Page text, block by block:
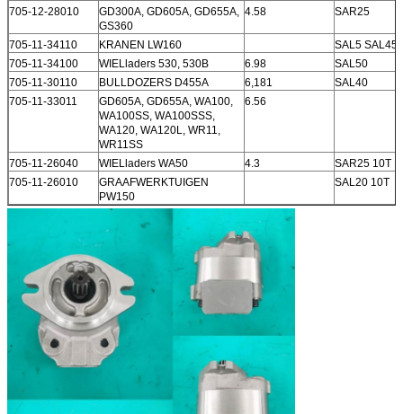
705-12-28010
GD300A, GD605A, GD655A,
GS360
4.58 SAR25
705-11-34110 KRANEN LW160
SAL5 SAL45
705-11-34100
WIELladers 530, 530B 6.98
SAL50
705-11-30110
BULLDOZERS D455A 6,181
SAL40
705-11-33011
GD605A, GD655A, WA100,
WA100SS, WA100SSS,
WA120, WA120L, WR11,
WR11SS
6.56
705-11-26040 WIELladers WA50 4.3
SAR25 10T
705-11-26010
GRAAFWERKTUIGEN
PW150
SAL20 10T